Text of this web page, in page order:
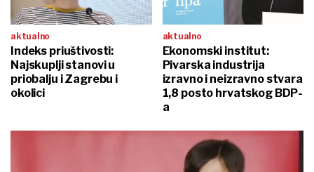
aktualno
Indeks priuštivosti:
Najskuplji stanovi u
priobalju i Zagrebu i
okolici
aktualno
Ekonomski institut:
Pivarska industrija
izravno i neizravno stvara
1,8 posto hrvatskog BDP-
a